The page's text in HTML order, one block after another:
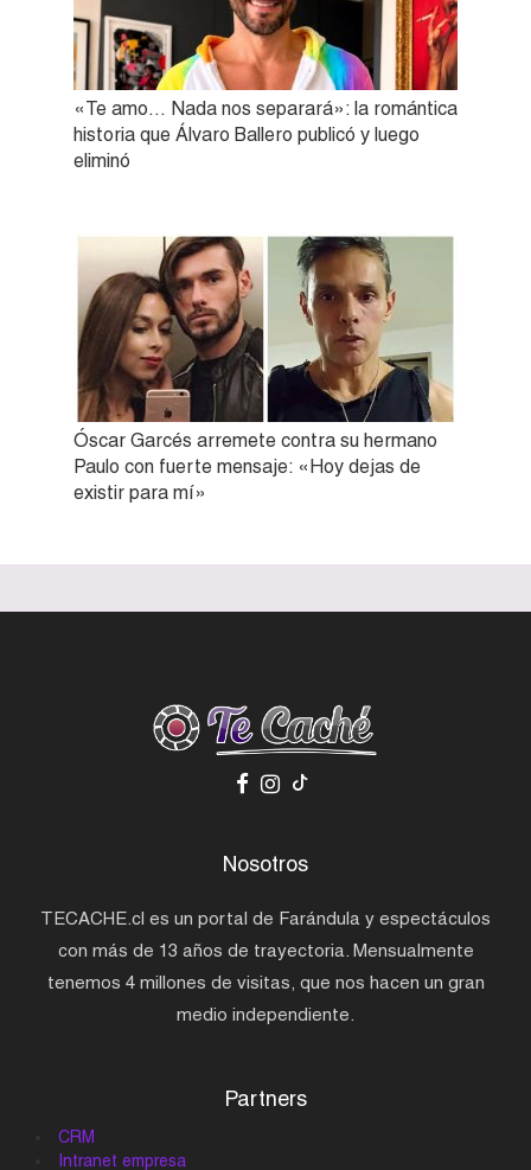
«Te amo… Nada nos separará»: la romántica
historia que Álvaro Ballero publicó y luego
eliminó
Óscar Garcés arremete contra su hermano
Paulo con fuerte mensaje: «Hoy dejas de
existir para mí»
Nosotros
TECACHE.cl es un portal de Farándula y espectáculos
con más de 13 años de trayectoria. Mensualmente
tenemos 4 millones de visitas, que nos hacen un gran
medio independiente.
Partners
CRM
Intranet empresa